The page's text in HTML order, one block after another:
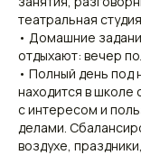
театральная
• Домашние
отдыхают: вечер
• Полный день
находится в школе
с интересом и
делами.
воздухе,